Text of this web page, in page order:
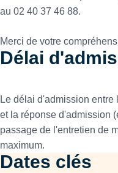
au 02 40 37 46 88.
Merci de votre
Délai
Le délai d'admission entre
et la réponse d'admission
passage de l'entretien de
maximum.
Dates clés